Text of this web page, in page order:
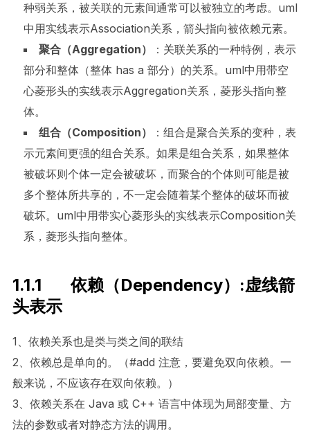
种弱关系，被关联的元素间通常可以被独立的考虑。uml
中用实线表示Association关系，箭头指向被依赖元素。
聚合（Aggregation）
：关联关系的一种特例，表示
部分和整体（整体 has a 部分）的关系。uml中用带空
心菱形头的实线表示Aggregation关系，菱形头指向整
体。
组合（Composition）
：组合是聚合关系的变种，表
示元素间更强的组合关系。如果是组合关系，如果整体
被破坏则个体一定会被破坏，而聚合的个体则可能是被
多个整体所共享的，不一定会随着某个整体的破坏而被
破坏。uml中用带实心菱形头的实线表示Composition关
系，菱形头指向整体。
1.1.1 依赖（Dependency）:虚线箭
头表示
1、依赖关系也是类与类之间的联结
2、依赖总是单向的。（#add 注意，要避免双向依赖。一
般来说，不应该存在双向依赖。）
3、依赖关系在 Java 或 C++ 语言中体现为局部变量、方
法的参数或者对静态方法的调用。